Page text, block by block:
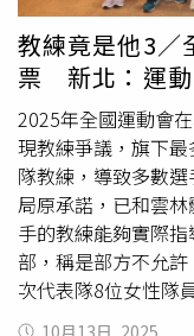
教練竟是他3／
票 新北：運動
2025年全國運動會
現教練爭議，旗下
隊教練，導致多數
局原承諾，已和雲
手的教練能夠實際
部，稱是部方不允
次代表隊8位女性隊
道公開賽金牌江宜